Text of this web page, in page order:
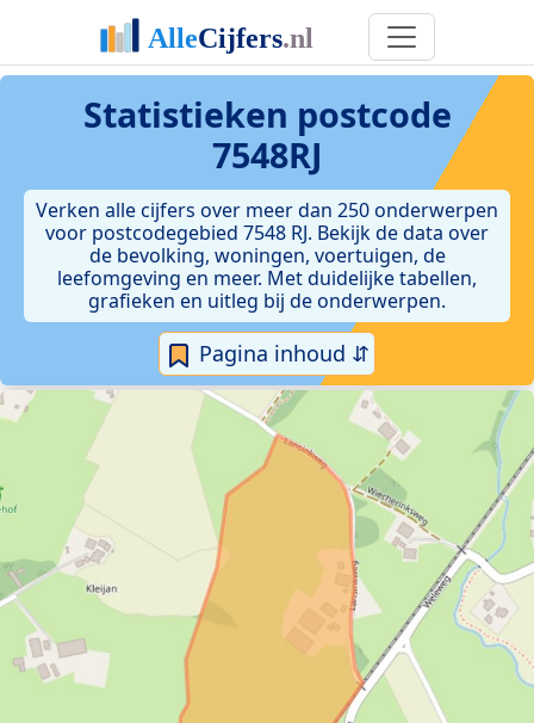
Statistieken postcode
7548RJ
Verken alle cijfers over meer dan 250 onderwerpen
voor postcodegebied 7548 RJ. Bekijk de data over
de bevolking, woningen, voertuigen, de
leefomgeving en meer. Met duidelijke tabellen,
grafieken en uitleg bij de onderwerpen.
Pagina inhoud ⇵